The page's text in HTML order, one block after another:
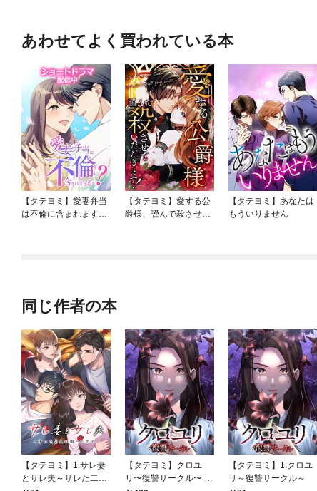
あわせてよく買われている本
【タテヨミ】愛妻弁当
は不倫に含まれます
【タテヨミ】愛する公
爵様、謹んで殺させて
【タテヨミ】あなたは
もういりません
同じ作者の本
【タテヨミ】1.サレ妻
とサレ夫～サレた二人
【タテヨミ】クロユ
リ〜復讐サークル〜 1
【タテヨミ】1.クロユ
リ～復讐サークル～